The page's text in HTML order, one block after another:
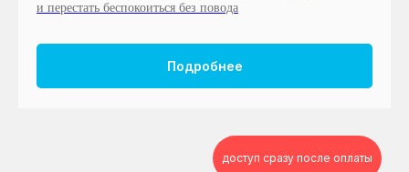
и перестать беспокоиться без повода
Подробнее
доступ сразу после оплаты